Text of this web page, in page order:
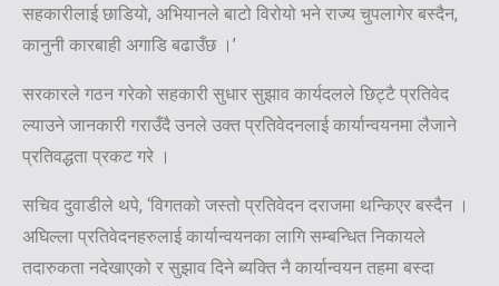
सहकारीलाई छाडियो, अभियानले बाटो विरोयो भने राज्य चुपलागेर बस्दैन,
कानुनी कारबाही अगाडि बढाउँछ ।’
सरकारले गठन गरेको सहकारी सुधार सुझाव कार्यदलले छिट्टै प्रतिवेद
ल्याउने जानकारी गराउँदै उनले उक्त प्रतिवेदनलाई कार्यान्वयनमा लैजाने
प्रतिवद्धता प्रकट गरे ।
सचिव दुवाडीले थपे, ‘विगतको जस्तो प्रतिवेदन दराजमा थन्किएर बस्दैन ।
अघिल्ला प्रतिवेदनहरुलाई कार्यान्वयनका लागि सम्बन्धित निकायले
तदारुकता नदेखाएको र सुझाव दिने ब्यक्ति नै कार्यान्वयन तहमा बस्दा